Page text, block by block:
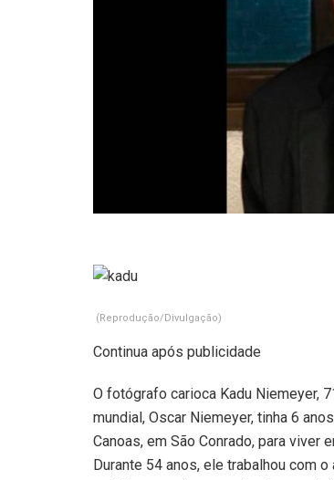
(Reprodução/Divulgação)
Continua após publicidade
O fotógrafo carioca Kadu Niemeyer,
mundial, Oscar Niemeyer, tinha 6
Canoas, em São Conrado, para viver
Durante 54 anos, ele trabalhou com